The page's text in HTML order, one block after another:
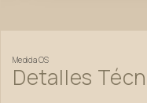
MedidaOS
Detalles